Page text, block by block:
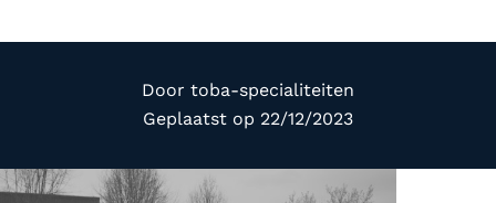
Door toba-specialiteiten
Geplaatst op 22/12/2023